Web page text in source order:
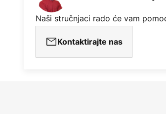
Naši stručnjaci rado će vam
Kontaktirajte nas